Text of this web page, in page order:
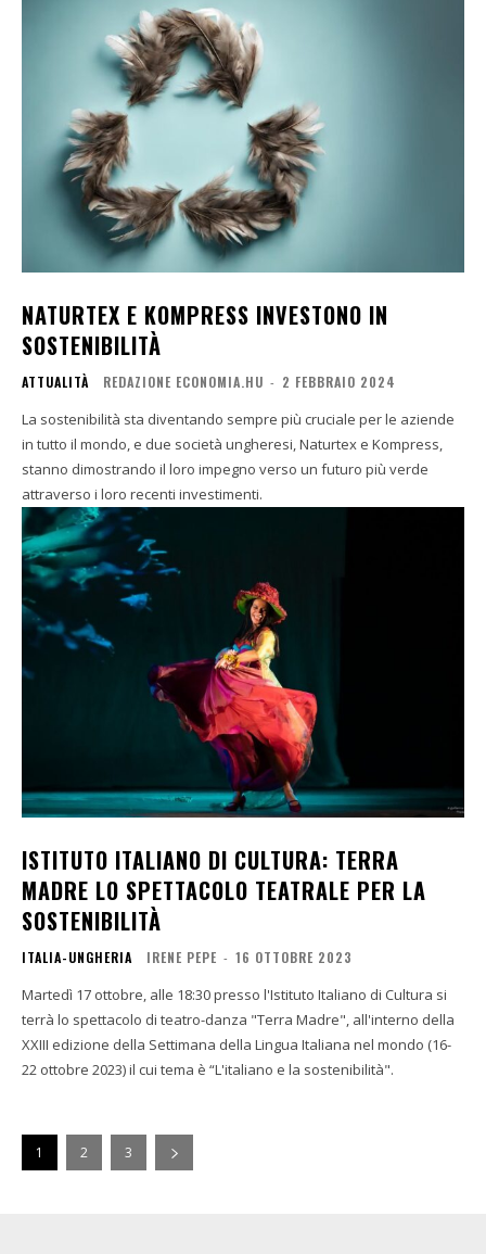
NATURTEX E KOMPRESS INVESTONO IN
SOSTENIBILITÀ
ATTUALITÀ REDAZIONE ECONOMIA.HU - 2 FEBBRAIO 2024
La sostenibilità sta diventando sempre più cruciale per le aziende
in tutto il mondo, e due società ungheresi, Naturtex e Kompress,
stanno dimostrando il loro impegno verso un futuro più verde
attraverso i loro recenti investimenti.
ISTITUTO ITALIANO DI CULTURA: TERRA
MADRE LO SPETTACOLO TEATRALE PER LA
SOSTENIBILITÀ
ITALIA-UNGHERIA IRENE PEPE - 16 OTTOBRE 2023
Martedì 17 ottobre, alle 18:30 presso l'Istituto Italiano di Cultura si
terrà lo spettacolo di teatro-danza "Terra Madre", all'interno della
XXIII edizione della Settimana della Lingua Italiana nel mondo (16-
22 ottobre 2023) il cui tema è “L'italiano e la sostenibilità".
1 2 3